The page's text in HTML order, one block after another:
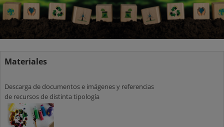
Materiales
Descarga de documentos e imágenes y referencias
de recursos de distinta tipología